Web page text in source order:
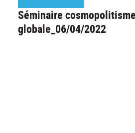
Séminaire
globale_06/04/2022